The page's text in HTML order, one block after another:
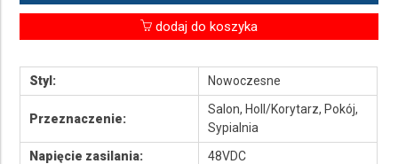
dodaj do koszyka
Styl: Nowoczesne
Przeznaczenie:
Salon, Holl/Korytarz, Pokój,
Sypialnia
Napięcie zasilania:
48VDC